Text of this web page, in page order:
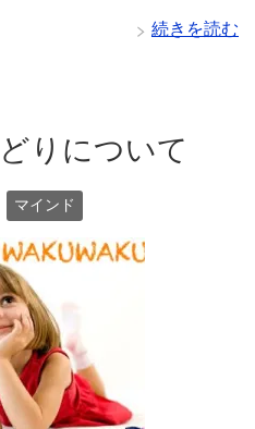
続きを読む
りについて
マインド